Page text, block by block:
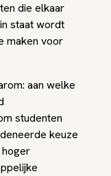
die elkaar
staat wordt
maken voor
aan welke
studenten
keuze